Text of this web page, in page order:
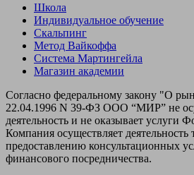
Школа
Индивидуальное обучение
Скальпинг
Метод Вайкоффа
Система Мартингейла
Магазин академии
Согласно федеральному закону "О
22.04.1996 N 39-ФЗ ООО “МИР” не
деятельность и не оказывает услуги
Компания осуществляет деятельность
предоставлению консультационных
финансового посредничества.